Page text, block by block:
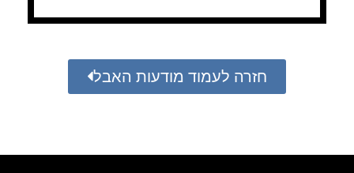
חזרה לעמוד מודעות האבל